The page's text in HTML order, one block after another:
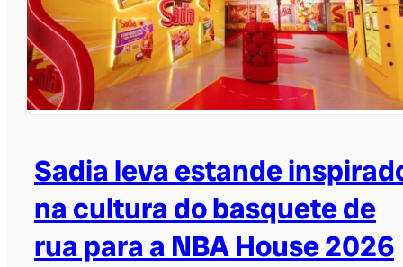
Sadia leva estande
na cultura do basquete de
rua para a NBA House 2026